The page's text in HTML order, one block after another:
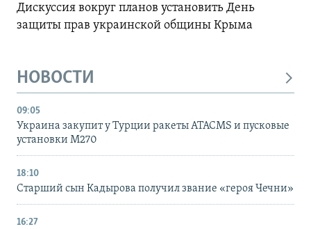
Дискуссия вокруг планов установить День
защиты прав украинской общины Крыма
НОВОСТИ
09:05
Украина закупит у Турции ракеты ATACMS и пусковые
установки M270
18:10
Старший сын Кадырова получил звание «героя Чечни»
16:27